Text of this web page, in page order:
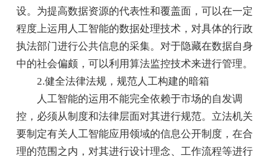
设。为提高数据资源的代表性和覆盖面，可以在一定
程度上运用人工智能的数据处理技术，对具体的行政
执法部门进行公共信息的采集。对于隐藏在数据自身
中的社会偏颇，可以利用算法监控技术来进行管理。
2.健全法律法规，规范人工构建的暗箱
人工智能的运用不能完全依赖于市场的自发调
控，必须从制度和法律层面对其进行规范。立法机关
要制定有关人工智能应用领域的信息公开制度，在合
理的范围之内，对其进行设计理念、工作流程等进行